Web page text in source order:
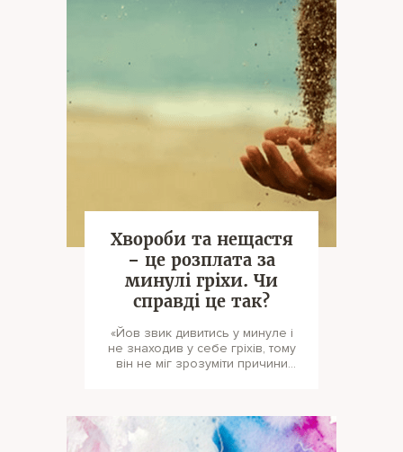
Хвороби та нещастя
– це розплата за
минулі гріхи. Чи
справді це так?
«Йов звик дивитись у минуле і
не знаходив у себе гріхів, тому
він не міг зрозуміти причини